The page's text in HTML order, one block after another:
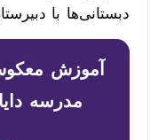
دبستانی‌ها با
آموزش
مدرسه